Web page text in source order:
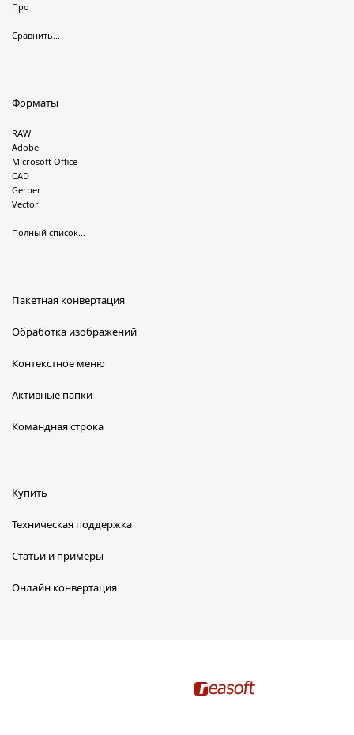
Про
Сравнить...
Форматы
RAW
Adobe
Microsoft Office
CAD
Gerber
Vector
Полный список...
Пакетная конвертация
Обработка изображений
Контекстное меню
Активные папки
Командная строка
Купить
Техническая поддержка
Статьи и примеры
Онлайн конвертация